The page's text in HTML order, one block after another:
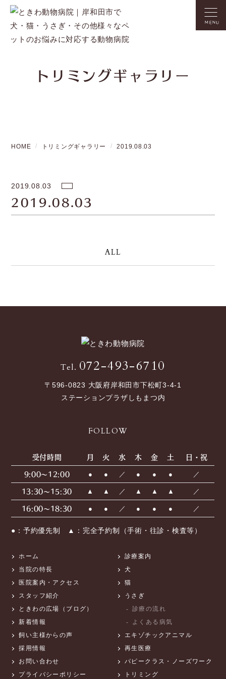
MENU
トリミングギャラリー
HOME トリミングギャラリー 2019.08.03
2019.08.03
2019.08.03
ALL
Tel. 072-493-6710
〒596-0823 大阪府岸和田市下松町3-4-1
ステーションプラザしもまつ内
FOLLOW
受付時間 月 火 水 木 金 土 日・祝
9:00〜12:00 ● ● ／ ● ● ● ／
13:30〜15:30 ▲ ▲ ／ ▲ ▲ ▲ ／
16:00〜18:30 ● ● ／ ● ● ● ／
●：予約優先制 ▲：完全予約制（手術・往診・検査等）
ホーム
当院の特長
医院案内・アクセス
スタッフ紹介
ときわの広場（ブログ）
新着情報
飼い主様からの声
採用情報
お問い合わせ
プライバシーポリシー
診療案内
犬
猫
うさぎ
診療の流れ
よくある病気
エキゾチックアニマル
再生医療
パピークラス・ノーズワーク
トリミング